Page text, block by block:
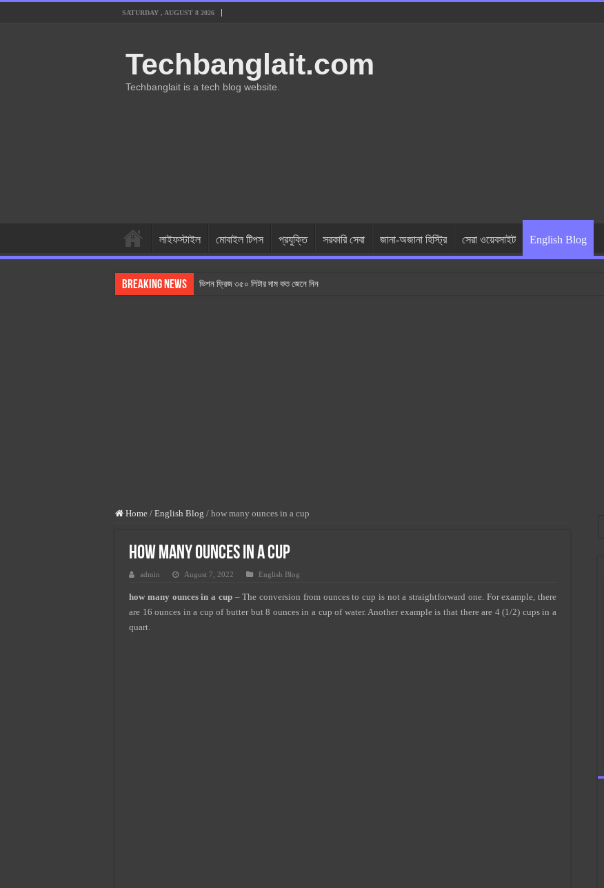
SATURDAY , AUGUST 8 2026
Techbanglait.com
Techbanglait is a tech blog website.
লাইফস্টাইল মোবাইল টিপস প্রযুক্তি সরকারি সেবা জানা-অজানা হিস্ট্রি সেরা ওয়েবসাইট English Blog
Breaking News ভিশন ফ্রিজ ৩৫০ লিটার দাম কত জেনে নিন
Home / English Blog / how many ounces in a cup
how many ounces in a cup
admin August 7, 2022 English Blog
how many ounces in a cup–The conversion from ounces to cup is not a straightforward one. For example, there
are 16 ounces in a cup of butter but 8 ounces in a cup of water. Another example is that there are 4 (1/2) cups in a
quart.